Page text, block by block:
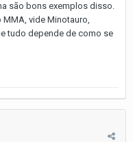
são bons exemplos disso.
vide Minotauro,
tudo depende de como se